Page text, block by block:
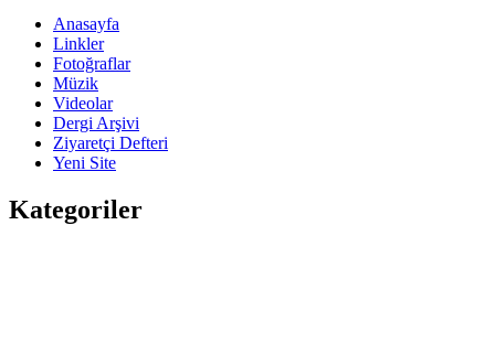
Anasayfa
Linkler
Fotoğraflar
Müzik
Videolar
Dergi Arşivi
Ziyaretçi Defteri
Yeni Site
Kategoriler